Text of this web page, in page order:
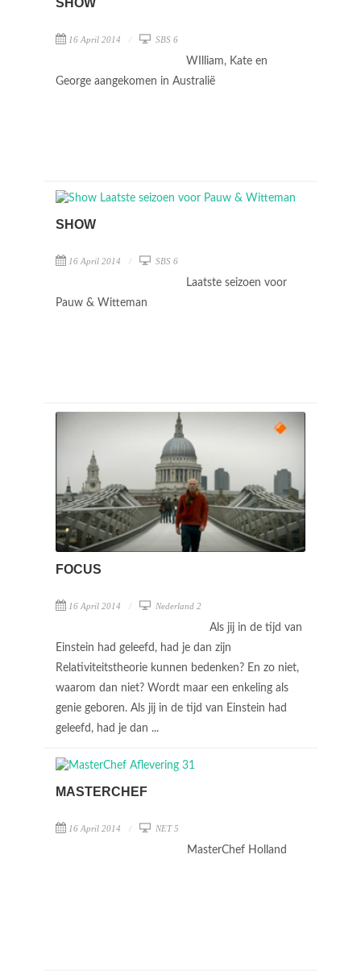
SHOW
16 April 2014 SBS 6
WIlliam, Kate en
George aangekomen in Australië
SHOW
16 April 2014 SBS 6
Laatste seizoen voor
Pauw & Witteman
FOCUS
16 April 2014 Nederland 2
Als jij in de tijd van
Einstein had geleefd, had je dan zijn
Relativiteitstheorie kunnen bedenken? En zo niet,
waarom dan niet? Wordt maar een enkeling als
genie geboren. Als jij in de tijd van Einstein had
geleefd, had je dan ...
MASTERCHEF
16 April 2014 NET 5
MasterChef Holland